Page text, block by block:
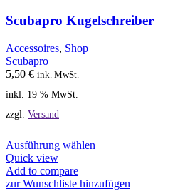
Scubapro Kugelschreiber
Accessoires, Shop
Scubapro
5,50 € ink. MwSt.
inkl. 19 % MwSt.
zzgl. Versand
Ausführung wählen
mehrere
Quick view
Add to compare
zur Wunschliste hinzufügen